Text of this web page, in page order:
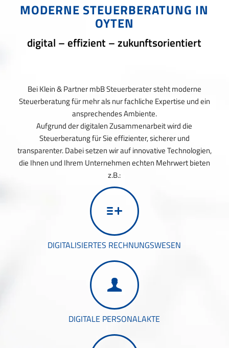
MODERNE STEUERBERATUNG IN
OYTEN
digital – effizient – zukunftsorientiert
Bei Klein & Partner mbB Steuerberater steht moderne
Steuerberatung für mehr als nur fachliche Expertise und ein
ansprechendes Ambiente.
Aufgrund der digitalen Zusammenarbeit wird die
Steuerberatung für Sie effizienter, sicherer und
transparenter. Dabei setzen wir auf innovative Technologien,
die Ihnen und Ihrem Unternehmen echten Mehrwert bieten
z.B.:
DIGITALISIERTES RECHNUNGSWESEN
DIGITALE PERSONALAKTE